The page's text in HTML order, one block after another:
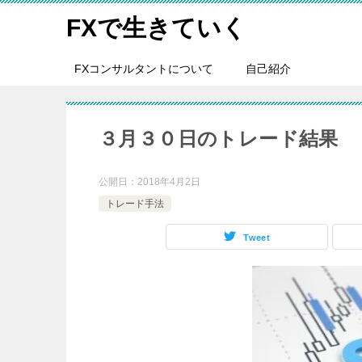
FXで生きていく
FXコンサルタントについて 自己紹介
３月３０日のトレード結果
公開日： 2018年4月2日
トレード手法
Tweet